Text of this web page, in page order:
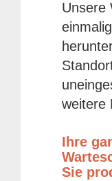
Unsere
weitere
Ihre
Sie